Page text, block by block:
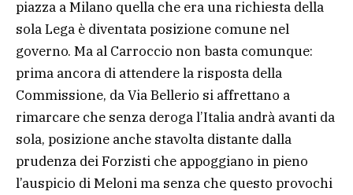
piazza a Milano quella che era una richiesta della
sola Lega è diventata posizione comune nel
governo. Ma al Carroccio non basta comunque:
prima ancora di attendere la risposta della
Commissione, da Via Bellerio si affrettano a
rimarcare che senza deroga l’Italia andrà avanti da
sola, posizione anche stavolta distante dalla
prudenza dei Forzisti che appoggiano in pieno
l’auspicio di Meloni ma senza che questo provochi